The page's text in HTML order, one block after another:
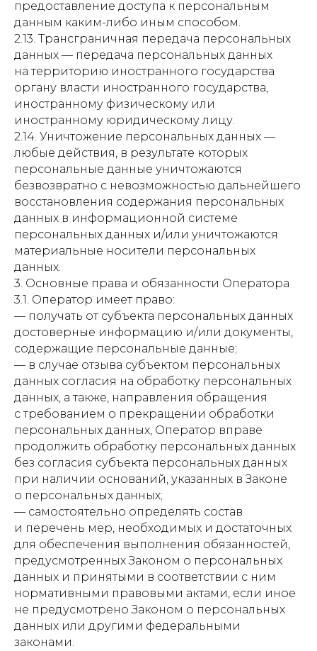
предоставление доступа к персональным
данным каким-либо иным способом.
2.13. Трансграничная передача персональных
данных — передача персональных данных
на территорию иностранного государства
органу власти иностранного государства,
иностранному физическому или
иностранному юридическому лицу.
2.14. Уничтожение персональных данных —
любые действия, в результате которых
персональные данные уничтожаются
безвозвратно с невозможностью дальнейшего
восстановления содержания персональных
данных в информационной системе
персональных данных и/или уничтожаются
материальные носители персональных
данных.
3. Основные права и обязанности Оператора
3.1. Оператор имеет право:
— получать от субъекта персональных данных
достоверные информацию и/или документы,
содержащие персональные данные;
— в случае отзыва субъектом персональных
данных согласия на обработку персональных
данных, а также, направления обращения
с требованием о прекращении обработки
персональных данных, Оператор вправе
продолжить обработку персональных данных
без согласия субъекта персональных данных
при наличии оснований, указанных в Законе
о персональных данных;
— самостоятельно определять состав
и перечень мер, необходимых и достаточных
для обеспечения выполнения обязанностей,
предусмотренных Законом о персональных
данных и принятыми в соответствии с ним
нормативными правовыми актами, если иное
не предусмотрено Законом о персональных
данных или другими федеральными
законами.